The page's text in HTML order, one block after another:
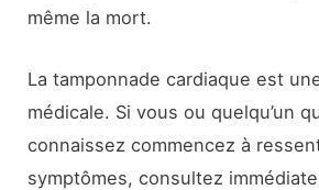
même la mort.
La tamponnade cardiaque est
médicale. Si vous ou quelqu’un
connaissez commencez à
symptômes, consultez